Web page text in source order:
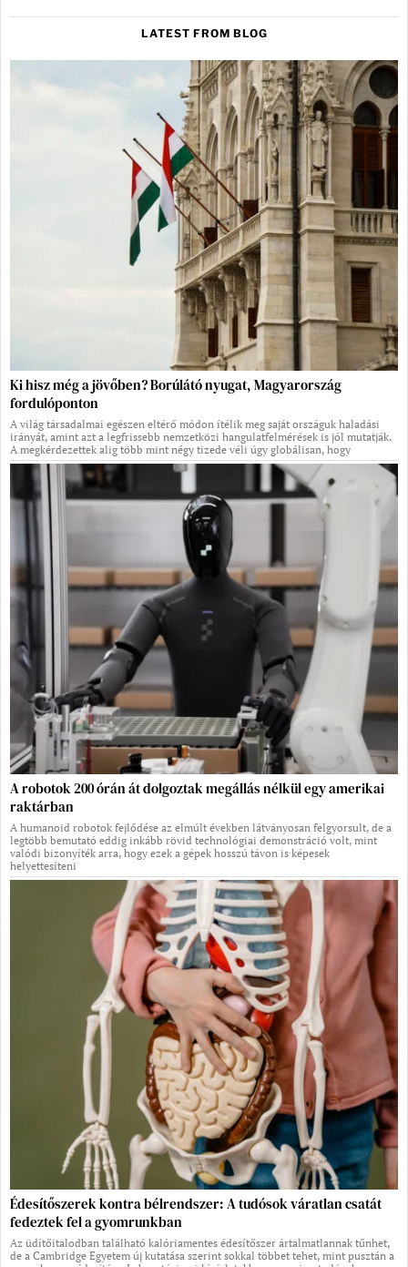
LATEST FROM BLOG
Ki hisz még a jövőben? Borúlátó nyugat, Magyarország
fordulóponton
A világ társadalmai egészen eltérő módon ítélik meg saját országuk haladási
irányát, amint azt a legfrissebb nemzetközi hangulatfelmérések is jól mutatják.
A megkérdezettek alig több mint négy tizede véli úgy globálisan, hogy
A robotok 200 órán át dolgoztak megállás nélkül egy amerikai
raktárban
A humanoid robotok fejlődése az elmúlt években látványosan felgyorsult, de a
legtöbb bemutató eddig inkább rövid technológiai demonstráció volt, mint
valódi bizonyíték arra, hogy ezek a gépek hosszú távon is képesek
helyettesíteni
Édesítőszerek kontra bélrendszer: A tudósok váratlan csatát
fedeztek fel a gyomrunkban
Az üdítőitalodban található kalóriamentes édesítőszer ártalmatlannak tűnhet,
de a Cambridge Egyetem új kutatása szerint sokkal többet tehet, mint pusztán a